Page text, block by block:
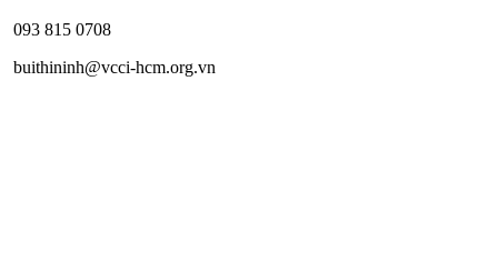
093 815 0708
buithininh@vcci-hcm.org.vn